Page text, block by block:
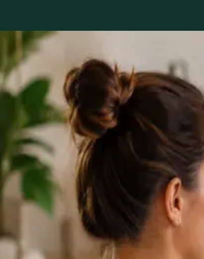
Áreas de especialidad
Consultas con
Los perfiles se actualizan a medida que el equipo crece.
1/2
Specialist
Cardiología Especialista
From